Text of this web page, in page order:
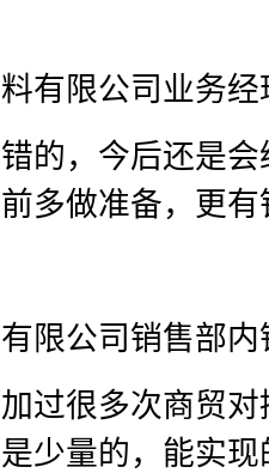
有限公司业务
的，今后还是
多做准备，更
限公司销售部
过很多次商贸
少量的，能实